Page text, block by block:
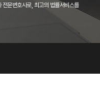
문변호사로, 최고의 법률서비스를